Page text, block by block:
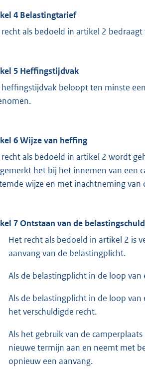
4 Belastingtarief
als bedoeld in artikel 2
5 Heffingstijdvak
heffingstijdvak beloopt ten minste
6 Wijze van heffing
als bedoeld in artikel 2 wordt
het bij het innemen van een
wijze en met inachtneming
7 Ontstaan van de
Het recht als bedoeld in artikel 2 is
aanvang van de belastingplicht.
Als de belastingplicht in de loop
Als de belastingplicht in de loop
het verschuldigde recht.
Als het gebruik van de
nieuwe termijn aan en neemt met
opnieuw een aanvang.